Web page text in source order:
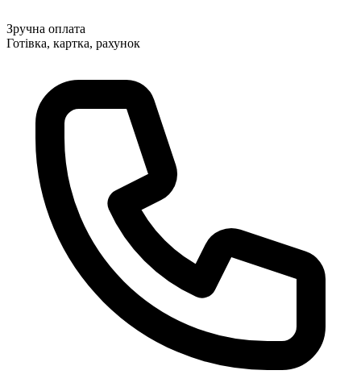
Зручна оплата
Готівка, картка, рахунок